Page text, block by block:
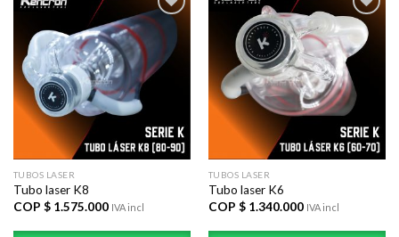
AÃ±adir
a la lista
TUBOS LASER
Tubo laser K8
COP $1.575.000 IVA incl
AÃ±adir
a la lista
de
deseos
TUBOS LASER
Tubo laser K6
COP $1.340.000 IVA incl